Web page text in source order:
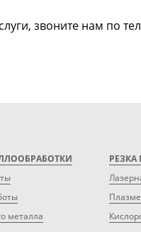
звоните нам по
металла
РЕЗКА